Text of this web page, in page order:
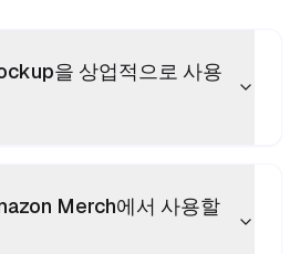
을 상업적으로 사용
Merch에서 사용할